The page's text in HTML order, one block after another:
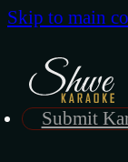
Skip to main
Submit